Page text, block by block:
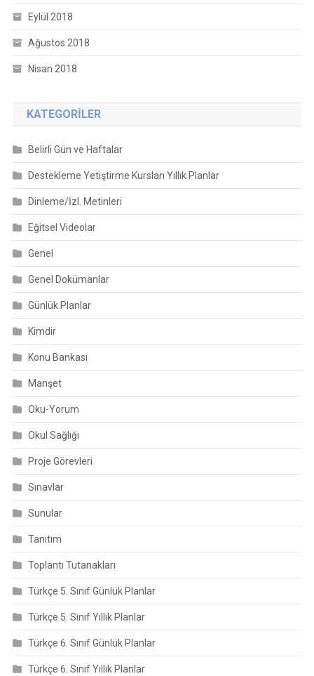
Eylül 2018
Ağustos 2018
Nisan 2018
KATEGORILER
Belirli Gün ve Haftalar
Destekleme Yetiştirme Kursları Yıllık Planlar
Dinleme/İzl. Metinleri
Eğitsel Videolar
Genel
Genel Dokümanlar
Günlük Planlar
Kimdir
Konu Bankası
Manşet
Oku-Yorum
Okul Sağlığı
Proje Görevleri
Sınavlar
Sunular
Tanıtım
Toplantı Tutanakları
Türkçe 5. Sınıf Günlük Planlar
Türkçe 5. Sınıf Yıllık Planlar
Türkçe 6. Sınıf Günlük Planlar
Türkçe 6. Sınıf Yıllık Planlar